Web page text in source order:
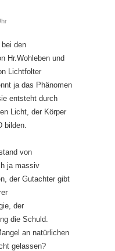
den
Hr.Wohleben und
Lichtfolter
ja das Phänomen
entsteht durch
Licht, der Körper
bilden.
von
ja massiv
der Gutachter gibt
der
die Schuld.
an natürlichen
gelassen?